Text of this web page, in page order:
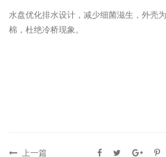
水盘优化排水设计，减少细菌滋生，外壳
棉，杜绝冷桥现象‌。
上一篇